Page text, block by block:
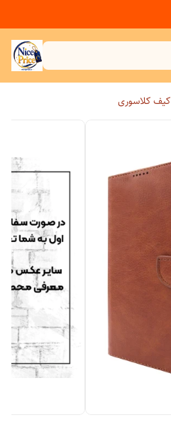
کیف کلاسوری